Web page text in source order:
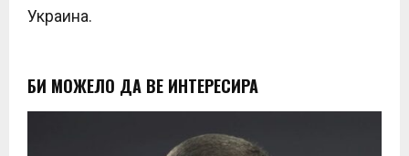
Украина.
БИ МОЖЕЛО ДА ВЕ ИНТЕРЕСИРА